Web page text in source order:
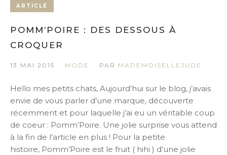
ARTICLE
POMM’POIRE : DES DESSOUS À
CROQUER
13 MAI 2015 MODE PAR MADEMOISELLEJUDE
Hello mes petits chats, Aujourd’hui sur le blog, j’avais
envie de vous parler d’une marque, découverte
récemment et pour laquelle j’ai eu un véritable coup
de coeur : Pomm’Poire. Une jolie surprise vous attend
à la fin de l’article en plus ! Pour la petite
histoire, Pomm’Poire est le fruit ( hihi ) d’une jolie